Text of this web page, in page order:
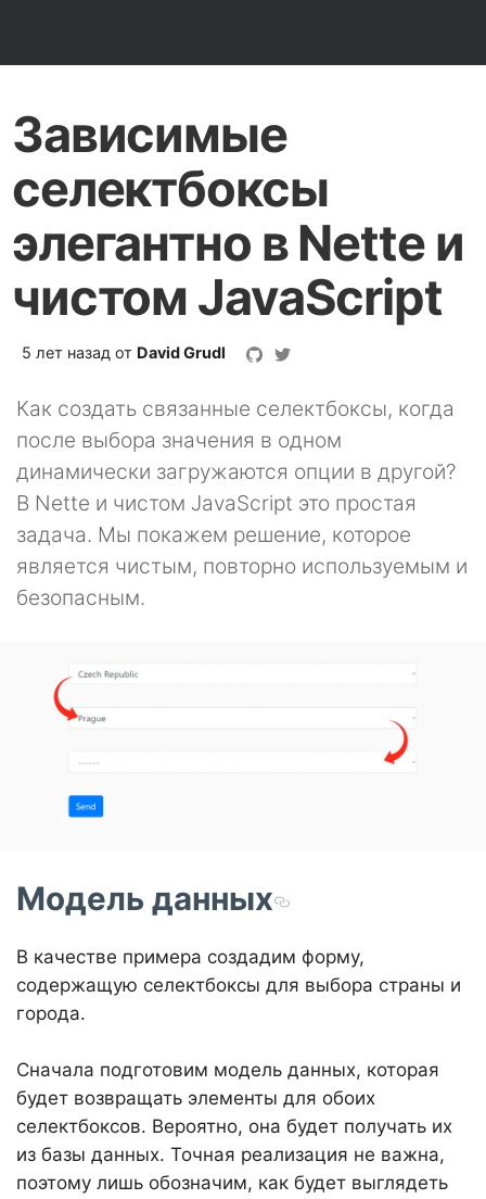
Зависимые
селектбоксы
элегантно в Nette и
чистом JavaScript
5 лет назад от David Grudl
Как создать связанные селектбоксы, когда
после выбора значения в одном
динамически загружаются опции в другой?
В Nette и чистом JavaScript это простая
задача. Мы покажем решение, которое
является чистым, повторно используемым и
безопасным.
Модель данных
В качестве примера создадим форму,
содержащую селектбоксы для выбора страны и
города.
Сначала подготовим модель данных, которая
будет возвращать элементы для обоих
селектбоксов. Вероятно, она будет получать их
из базы данных. Точная реализация не важна,
поэтому лишь обозначим, как будет выглядеть